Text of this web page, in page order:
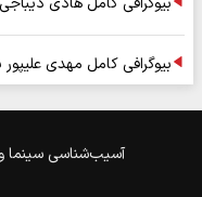
بیوگرافی کامل مهدی
آسیب‌شناسی سینما